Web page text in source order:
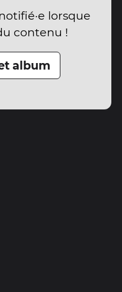
lorsque
contenu !
album